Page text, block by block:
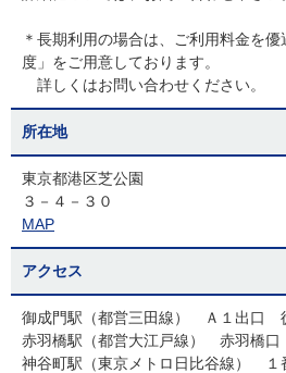
＊長期利用の場合は、ご利用料金を
度」をご用意しております。
詳しくはお問い合わせください。
所在地
東京都港区芝公園
３－４－３０
MAP
アクセス
御成門駅（都営三田線） Ａ１出口
赤羽橋駅（都営大江戸線） 赤羽橋
神谷町駅（東京メトロ日比谷線）